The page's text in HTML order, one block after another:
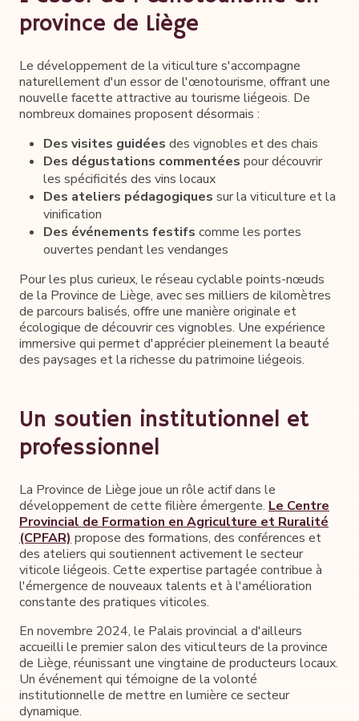
province de Liège
Le développement de la viticulture s'accompagne
naturellement d'un essor de l'œnotourisme, offrant une
nouvelle facette attractive au tourisme liégeois. De
nombreux domaines proposent désormais :
Des visites guidées des vignobles et des chais
Des dégustations commentées pour découvrir
les spécificités des vins locaux
Des ateliers pédagogiques sur la viticulture et la
vinification
Des événements festifs comme les portes
ouvertes pendant les vendanges
Pour les plus curieux, le réseau cyclable points-nœuds
de la Province de Liège, avec ses milliers de kilomètres
de parcours balisés, offre une manière originale et
écologique de découvrir ces vignobles. Une expérience
immersive qui permet d'apprécier pleinement la beauté
des paysages et la richesse du patrimoine liégeois.
Un soutien institutionnel et
professionnel
La Province de Liège joue un rôle actif dans le
développement de cette filière émergente. Le Centre
Provincial de Formation en Agriculture et Ruralité
(CPFAR) propose des formations, des conférences et
des ateliers qui soutiennent activement le secteur
viticole liégeois. Cette expertise partagée contribue à
l'émergence de nouveaux talents et à l'amélioration
constante des pratiques viticoles.
En novembre 2024, le Palais provincial a d'ailleurs
accueilli le premier salon des viticulteurs de la province
de Liège, réunissant une vingtaine de producteurs locaux.
Un événement qui témoigne de la volonté
institutionnelle de mettre en lumière ce secteur
dynamique.